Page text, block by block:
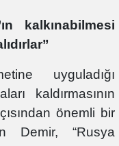
kalkınabilmesi
uyguladığı
kaldırmasının
önemli bir
Demir, “Rusya